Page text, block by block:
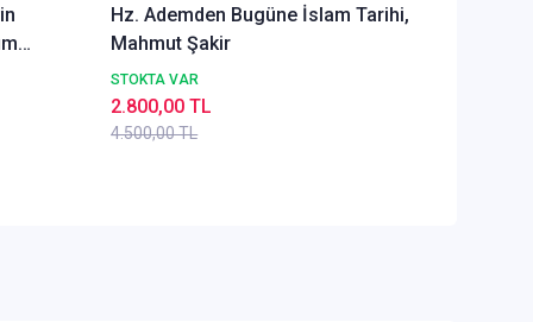
Hz. Ademden Bugüne İslam Tarihi,
Mahmut Şakir
STOKTA VAR
4.500,00 TL
2.800,00 TL